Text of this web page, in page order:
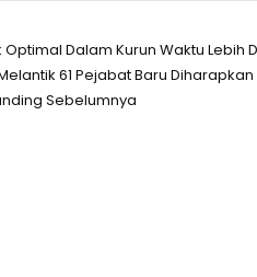
Dalam Kurun Waktu Lebih
61 Pejabat Baru
Sebelumnya